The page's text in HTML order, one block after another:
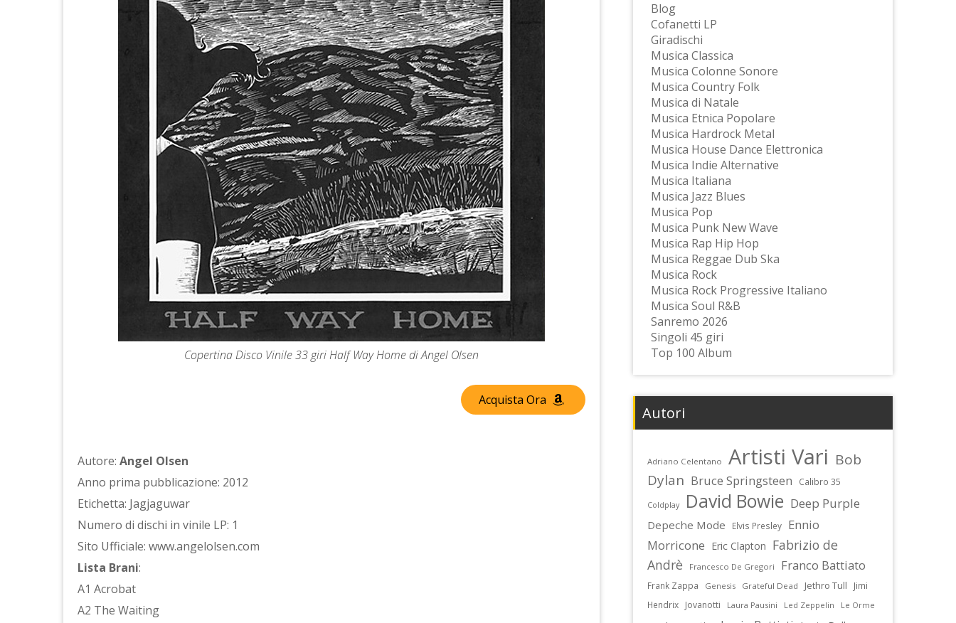
Copertina Disco Vinile 33 giri Half Way Home di Angel Olsen
Acquista Ora
Autore: Angel Olsen
Anno prima pubblicazione: 2012
Etichetta: Jagjaguwar
Numero di dischi in vinile LP: 1
Sito Ufficiale: www.angelolsen.com
Lista Brani:
A1 Acrobat
A2 The Waiting
Blog
Cofanetti LP
Giradischi
Musica Classica
Musica Colonne Sonore
Musica Country Folk
Musica di Natale
Musica Etnica Popolare
Musica Hardrock Metal
Musica House Dance Elettronica
Musica Indie Alternative
Musica Italiana
Musica Jazz Blues
Musica Pop
Musica Punk New Wave
Musica Rap Hip Hop
Musica Reggae Dub Ska
Musica Rock
Musica Rock Progressive Italiano
Musica Soul R&B
Sanremo 2026
Singoli 45 giri
Top 100 Album
Autori
Adriano Celentano Artisti Vari Bob
Dylan Bruce Springsteen Calibro 35
Coldplay David Bowie Deep Purple
Depeche Mode Elvis Presley
Ennio
Morricone Eric Clapton Fabrizio de
Andrè
Francesco De Gregori Franco Battiato
Frank Zappa Genesis Grateful Dead Jethro Tull
Jimi
Hendrix
Jovanotti Laura Pausini Led Zeppelin Le Orme